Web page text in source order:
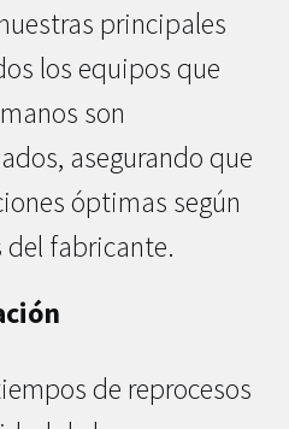
principales
los equipos que
son
asegurando que
óptimas según
del fabricante.
de reprocesos